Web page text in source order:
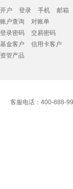
开户
登录 手机
邮箱
账户查询
对账单
登录密码
交易密码
基金客户
信用卡客户
资管产品
客服电话：400-888-